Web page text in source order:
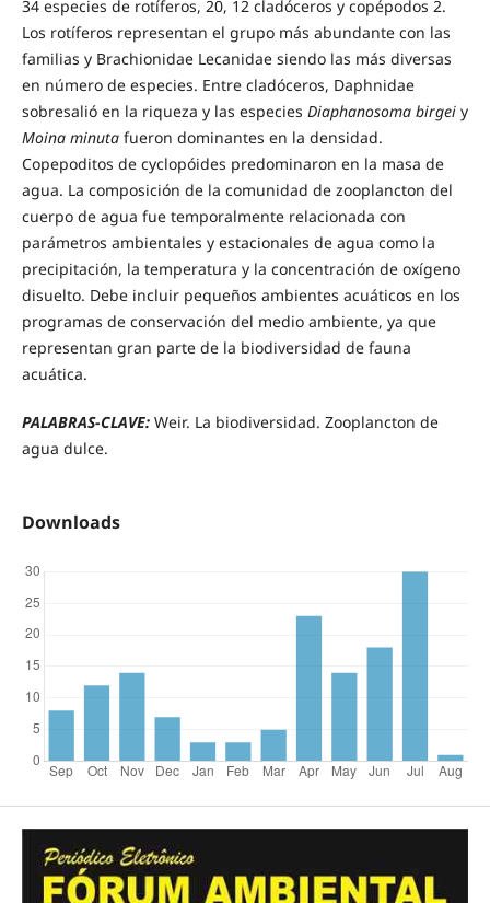
34 especies de rotíferos, 20, 12 cladóceros y copépodos 2.
Los rotíferos representan el grupo más abundante con las
familias y Brachionidae Lecanidae siendo las más diversas
en número de especies. Entre cladóceros, Daphnidae
sobresalió en la riqueza y las especies Diaphanosoma birgeiy
Moina minutafueron dominantes en la densidad.
Copepoditos de cyclopóides predominaron en la masa de
agua. La composición de la comunidad de zooplancton del
cuerpo de agua fue temporalmente relacionada con
parámetros ambientales y estacionales de agua como la
precipitación, la temperatura y la concentración de oxígeno
disuelto. Debe incluir pequeños ambientes acuáticos en los
programas de conservación del medio ambiente, ya que
representan gran parte de la biodiversidad de fauna
acuática.
PALABRAS-CLAVE:Weir. La biodiversidad. Zooplancton de
agua dulce.
Downloads